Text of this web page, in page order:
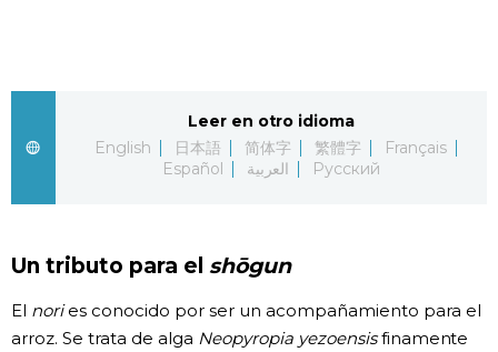
Fragmentos de Japón
Tokio
Leer en otro idioma
English
日本語 简体字 繁體字
Français
Español
العربية Русский
Un tributo para el shōgun
El nories conocido por ser un acompañamiento para el
arroz. Se trata de alga Neopyropia yezoensisfinamente